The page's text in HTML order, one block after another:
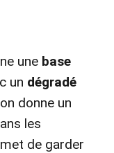
une base
un dégradé
donne un
les
de garder